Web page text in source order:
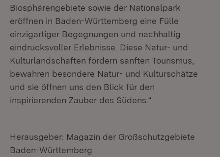
Biosphärengebiete sowie der Nationalpark
eröffnen in Baden-Württemberg eine Fülle
einzigartiger Begegnungen und nachhaltig
eindrucksvoller Erlebnisse. Diese Natur- und
Kulturlandschaften fördern sanften Tourismus,
bewahren besondere Natur- und Kulturschätze
und sie öffnen uns den Blick für den
inspirierenden Zauber des Südens.“
Herausgeber: Magazin der Großschutzgebiete
Baden-Württemberg